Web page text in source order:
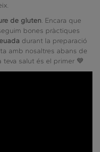
de gluten. Encara que
bones pràctiques
durant la preparació
amb nosaltres abans de
teva salut és el primer 💙